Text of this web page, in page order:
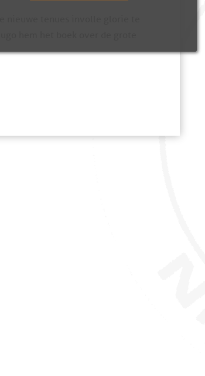
tenues in volle glorie te
hem het boek over de grote